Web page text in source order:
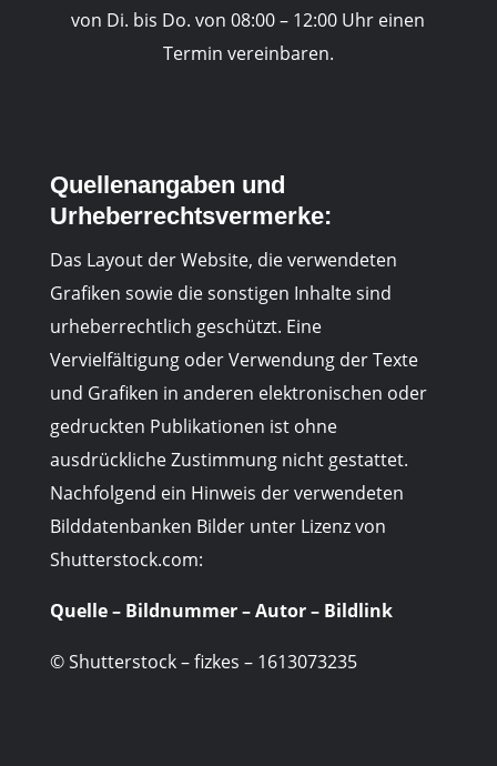
von Di. bis Do. von 08:00 – 12:00 Uhr einen
Termin vereinbaren.
Quellenangaben und
Urheberrechtsvermerke:
Das Layout der Website, die verwendeten
Grafiken sowie die sonstigen Inhalte sind
urheberrechtlich geschützt. Eine
Vervielfältigung oder Verwendung der Texte
und Grafiken in anderen elektronischen oder
gedruckten Publikationen ist ohne
ausdrückliche Zustimmung nicht gestattet.
Nachfolgend ein Hinweis der verwendeten
Bilddatenbanken Bilder unter Lizenz von
Shutterstock.com:
Quelle – Bildnummer – Autor – Bildlink
© Shutterstock – fizkes – 1613073235